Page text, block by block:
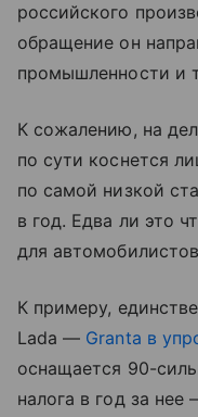
российского
обращение он
промышленности и
К сожалению, на
по сути коснется
по самой низкой
в год. Едва ли это
для
К примеру,
Lada — Granta в
оснащается 90-
налога в год за